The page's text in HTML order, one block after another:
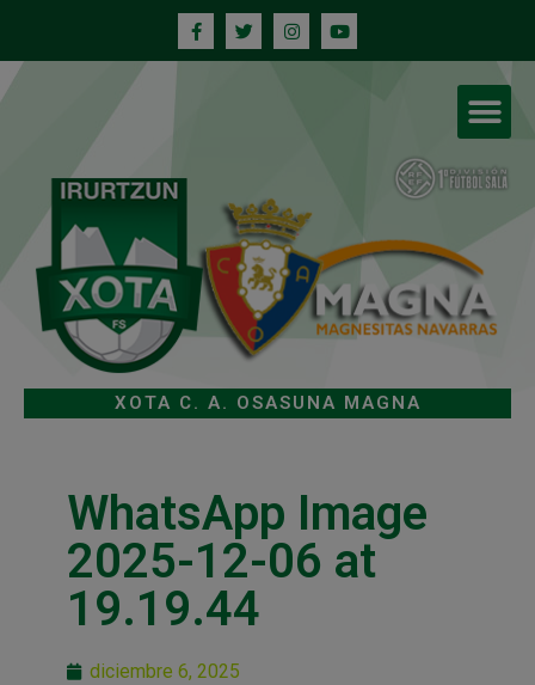
XOTA C. A. OSASUNA MAGNA
WhatsApp Image
2025-12-06 at
19.19.44
diciembre 6, 2025